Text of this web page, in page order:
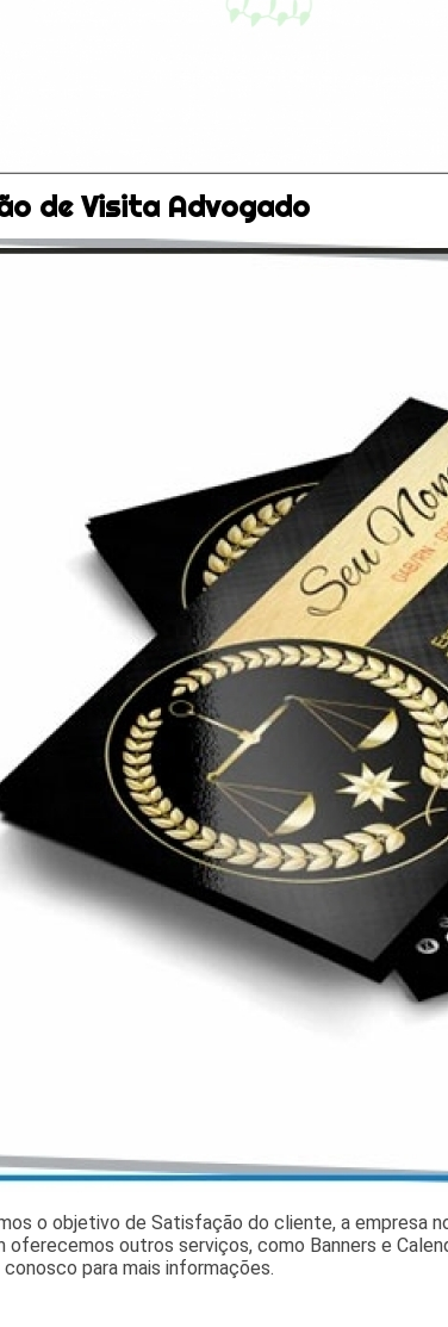
de Visita Advogado
o objetivo de Satisfação do cliente, a empresa
oferecemos outros serviços, como Banners e
para mais informações.